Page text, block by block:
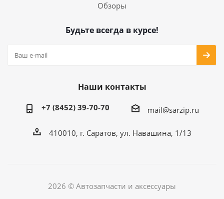
Обзоры
Будьте всегда в курсе!
Наши контакты
+7 (8452) 39-70-70 mail@sarzip.ru
410010, г. Саратов, ул. Навашина, 1/13
2026 © Автозапчасти и аксессуары